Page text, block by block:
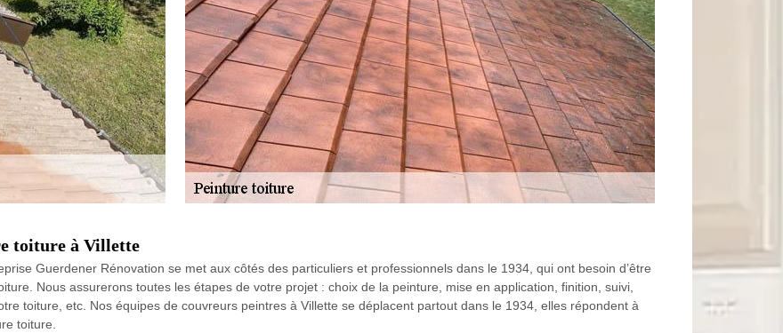
toiture à Villette
Guerdener Rénovation se met aux côtés des particuliers et professionnels dans le 1934, qui ont besoin d’être
Nous assurerons toutes les étapes de votre projet : choix de la peinture, mise en application, finition, suivi,
toiture, etc. Nos équipes de couvreurs peintres à Villette se déplacent partout dans le 1934, elles répondent à
toiture.